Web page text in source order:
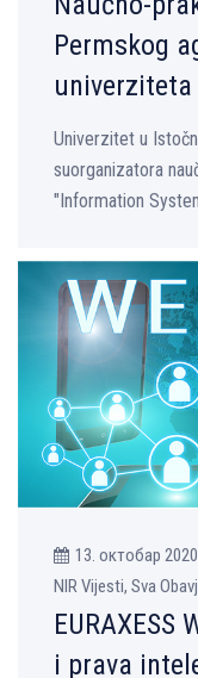
Permskog
univerziteta
Univerzitet u
suorganizatora
"Information
13. октобар
NIR Vijesti, Sva
EURAXESS
i prava